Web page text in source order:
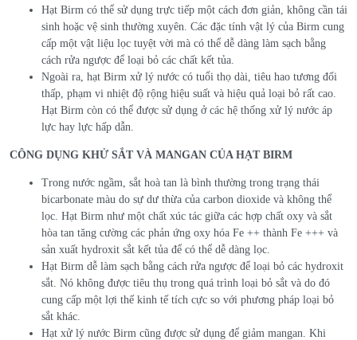
Hạt Birm có thể sử dụng trực tiếp một cách đơn giản, không cần tái
sinh hoặc vệ sinh thường xuyên. Các đặc tính vật lý của Birm cung
cấp một vật liệu lọc tuyệt vời mà có thể dễ dàng làm sạch bằng
cách rửa ngược để loại bỏ các chất kết tủa.
Ngoài ra, hạt Birm xử lý nước có tuổi thọ dài, tiêu hao tương đối
thấp, phạm vi nhiệt độ rộng hiệu suất và hiệu quả loại bỏ rất cao.
Hạt Birm còn có thể được sử dụng ở các hệ thống xử lý nước áp
lực hay lực hấp dẫn.
CÔNG DỤNG KHỬ SẮT VÀ MANGAN CỦA HẠT BIRM
Trong nước ngầm, sắt hoà tan là bình thường trong trạng thái
bicarbonate màu do sự dư thừa của carbon dioxide và không thể
lọc. Hạt Birm như một chất xúc tác giữa các hợp chất oxy và sắt
hòa tan tăng cường các phản ứng oxy hóa Fe ++ thành Fe +++ và
sản xuất hydroxit sắt kết tủa để có thể dễ dàng lọc.
Hạt Birm dễ làm sạch bằng cách rửa ngược để loại bỏ các hydroxit
sắt. Nó không được tiêu thụ trong quá trình loại bỏ sắt và do đó
cung cấp một lợi thế kinh tế tích cực so với phương pháp loại bỏ
sắt khác.
Hạt xử lý nước Birm cũng được sử dụng để giảm mangan. Khi